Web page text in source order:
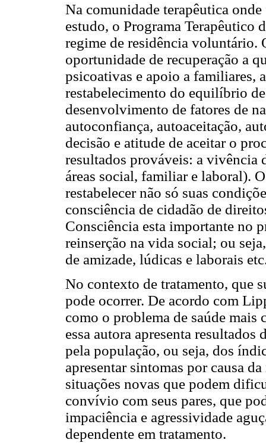
Na comunidade terapêutica
estudo, o Programa Terapêutico
regime de residência
oportunidade de recuperação a
psicoativas e apoio a familiares,
restabelecimento do equilíbrio
desenvolvimento de fatores de
autoconfiança, autoaceitação,
decisão e atitude de aceitar o
resultados prováveis: a vivência
áreas social, familiar e laboral).
restabelecer não só suas
consciência de cidadão de
Consciência esta importante no
reinserção na vida social; ou
de amizade, lúdicas e laborais
No contexto de tratamento, que
pode ocorrer. De acordo com
como o problema de saúde
essa autora apresenta
pela população, ou seja, dos
apresentar sintomas por causa
situações novas que podem
convívio com seus pares, que
impaciência e agressividade
dependente em tratamento.